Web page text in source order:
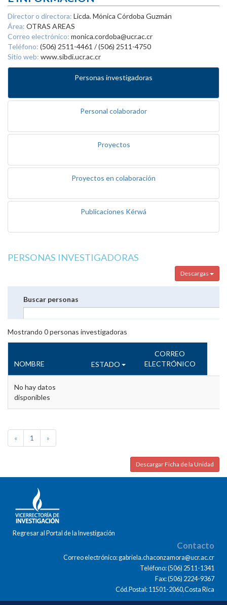
Director o directora: Licda. Mónica Córdoba Guzmán
Área: OTRAS AREAS
Correo electrónico: monica.cordoba@ucr.ac.cr
Teléfono: (506) 2511-4461 / (506) 2511-4750
Sitio web: www.sibdi.ucr.ac.cr
Personas investigadoras
Personal colaborador
Proyectos
Proyectos en colaboración
Publicaciones Kérwá
PERSONAS INVESTIGADORAS
Descargas
Buscar personas
Mostrando 0personas investigadoras
NOMBRE ESTADO
CORREO
ELECTRÓNICO
No hay datos
disponibles
« 1 »
Descargar Ficha de la Unidad
Regresar al Portal de la Investigación
Contacto
Correo electrónico: gabriela.chaconzamora@ucr.ac.cr
Teléfono: (506) 2511-1341
Fax: (506) 2224-9367
Cód.Postal: 11501-2060,Costa Rica